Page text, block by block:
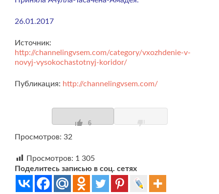
26.01.2017
Источник:
http://channelingvsem.com/category/vxozhdenie-v-
novyj-vysokochastotnyj-koridor/
Публикация: http://channelingvsem.com/
6
Просмотров: 32
Просмотров: 1 305
Поделитесь записью в соц. сетях